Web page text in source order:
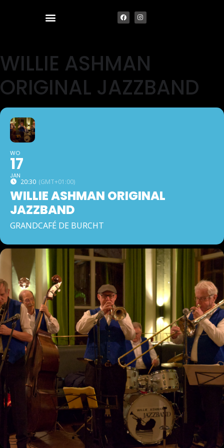
WILLIE ASHMAN
ORIGINAL JAZZBAND
WO
17
JAN
20:30 (GMT+01:00)
WILLIE ASHMAN ORIGINAL
JAZZBAND
GRANDCAFÉ DE BURCHT